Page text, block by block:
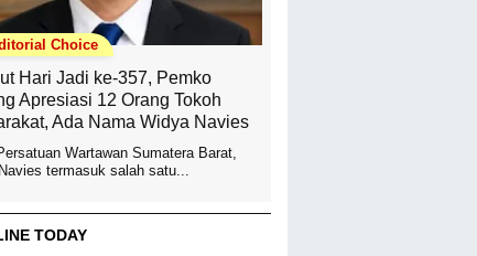
Choice
Hari Jadi ke-357, Pemko
Apresiasi 12 Orang Tokoh
Ada Nama Widya Navies
Wartawan Sumatera Barat,
termasuk salah satu...
TODAY